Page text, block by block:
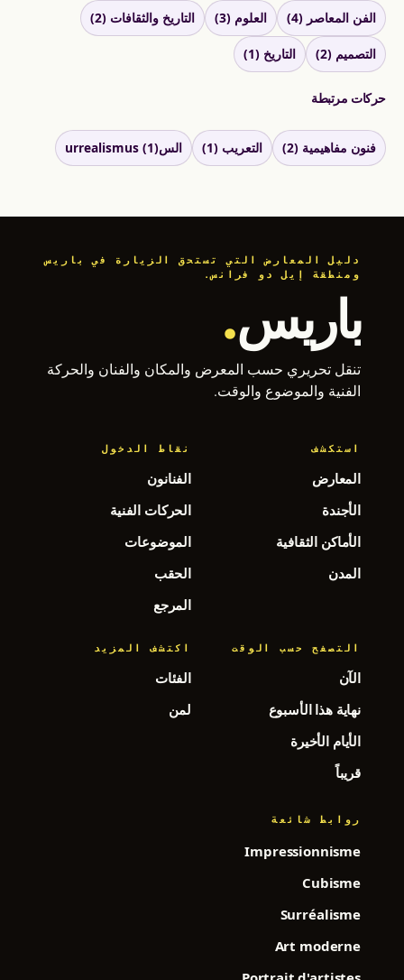
الفن المعاصر (4) العلوم (3) التاريخ والثقافات (2)
التصميم (2) التاريخ (1)
حركات مرتبطة
فنون مفاهيمية (2) التعريب (1) السurrealismus (1)
دليل المعارض التي تستحق الزيارة في باريس
ومنطقة إيل دو فرانس.
باريس.
تنقل تحريري حسب المعرض والمكان والفنان والحركة
الفنية والموضوع والوقت.
استكشف
المعارض
الأجندة
الأماكن الثقافية
المدن
نقاط الدخول
الفنانون
الحركات الفنية
الموضوعات
الحقب
المرجع
التصفح حسب الوقت
الآن
نهاية هذا الأسبوع
الأيام الأخيرة
قريباً
اكتشف المزيد
الفئات
لمن
روابط شائعة
Impressionnisme
Cubisme
Surréalisme
Art moderne